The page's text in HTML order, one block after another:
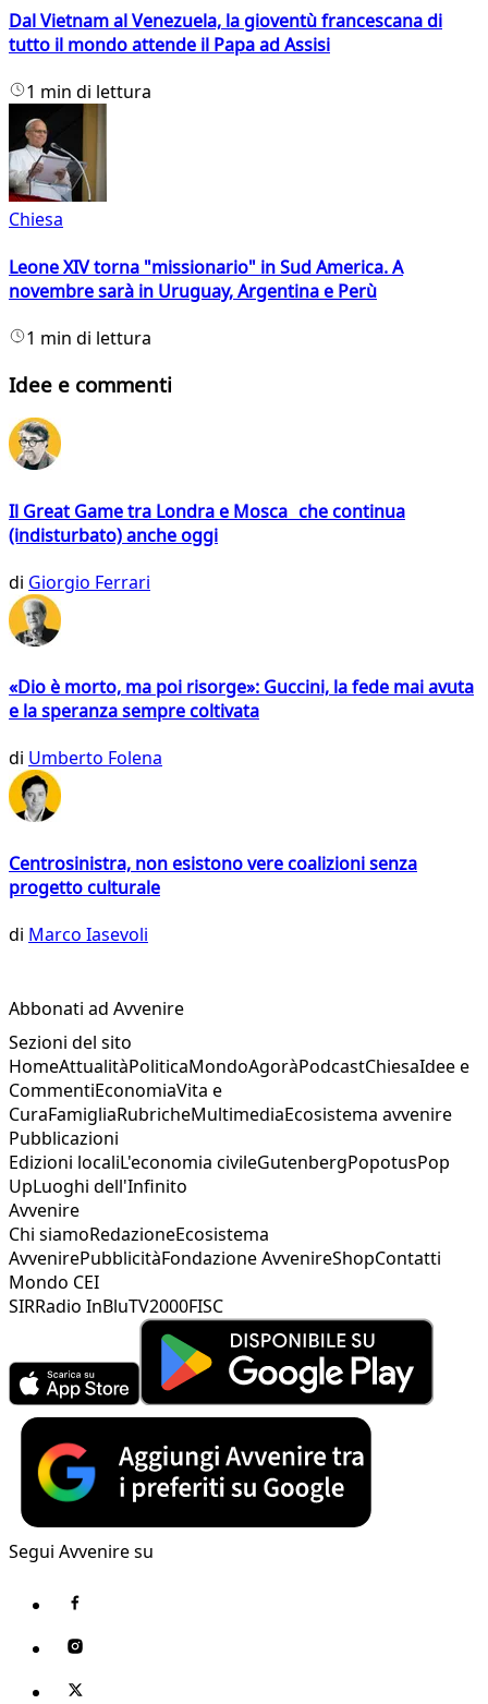
Dal Vietnam al Venezuela, la gioventù francescana di
tutto il mondo attende il Papa ad Assisi
1 min di lettura
Chiesa
Leone XIV torna "missionario" in Sud America. A
novembre sarà in Uruguay, Argentina e Perù
1 min di lettura
Idee e commenti
Il Great Game tra Londra e Mosca che continua
(indisturbato) anche oggi
di Giorgio Ferrari
«Dio è morto, ma poi risorge»: Guccini, la fede mai avuta
e la speranza sempre coltivata
di Umberto Folena
Centrosinistra, non esistono vere coalizioni senza
progetto culturale
di Marco Iasevoli
Abbonati ad Avvenire
Sezioni del sito
HomeAttualitàPoliticaMondoAgoràPodcastChiesaIdee e
CommentiEconomiaVita e
CuraFamigliaRubricheMultimediaEcosistema avvenire
Pubblicazioni
Edizioni localiL'economia civileGutenbergPopotusPop
UpLuoghi dell'Infinito
Avvenire
Chi siamoRedazioneEcosistema
AvvenirePubblicitàFondazione AvvenireShopContatti
Mondo CEI
SIRRadio InBluTV2000FISC
Segui Avvenire su